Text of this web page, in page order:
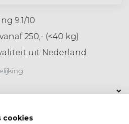
9.1/10
250,- (<40 kg)
uit Nederland
cookies